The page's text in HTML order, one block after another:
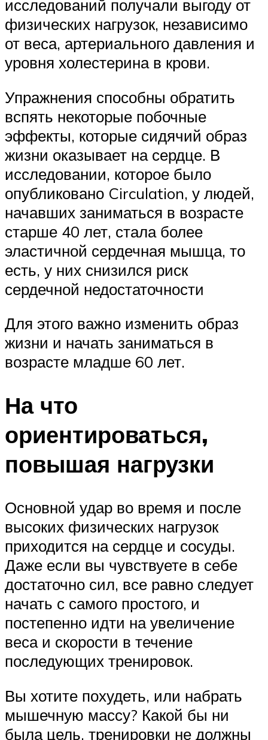
исследований получали выгоду от
физических нагрузок, независимо
от веса, артериального давления и
уровня холестерина в крови.
Упражнения способны обратить
вспять некоторые побочные
эффекты, которые сидячий образ
жизни оказывает на сердце. В
исследовании, которое было
опубликовано Circulation, у людей,
начавших заниматься в возрасте
старше 40 лет, стала более
эластичной сердечная мышца, то
есть, у них снизился риск
сердечной недостаточности
Для этого важно изменить образ
жизни и начать заниматься в
возрасте младше 60 лет.
На что
ориентироваться,
повышая нагрузки
Основной удар во время и после
высоких физических нагрузок
приходится на сердце и сосуды.
Даже если вы чувствуете в себе
достаточно сил, все равно следует
начать с самого простого, и
постепенно идти на увеличение
веса и скорости в течение
последующих тренировок.
Вы хотите похудеть, или набрать
мышечную массу? Какой бы ни
была цель, тренировки не должны